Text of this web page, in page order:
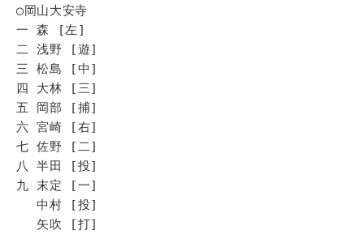
◯岡山大安寺
一 森 [左]
二 浅野 [遊]
三 松島 [中]
四 大林 [三]
五 岡部 [捕]
六 宮崎 [右]
七 佐野 [二]
八 半田 [投]
九 末定 [一]
中村 [投]
矢吹 [打]